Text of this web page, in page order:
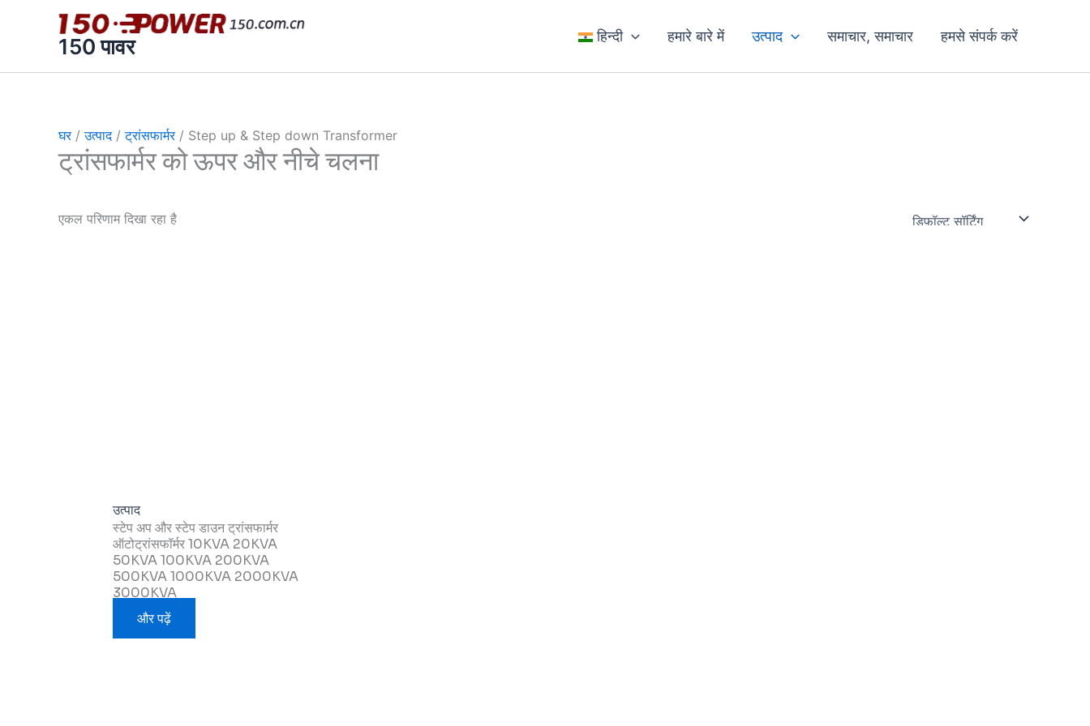
容
150 पावर हिन्दी हमारे बारे में उत्पाद समाचार, समाचार हमसे संपर्क करें
घर/उत्पाद/ट्रांसफार्मर/ Step up & Step down Transformer
ट्रांसफार्मर को ऊपर और नीचे चलना
एकल परिणाम दिखा रहा है
उत्पाद
स्टेप अप और स्टेप डाउन ट्रांसफार्मर
ऑटोट्रांसफॉर्मर 10KVA 20KVA
50KVA 100KVA 200KVA
500KVA 1000KVA 2000KVA
3000KVA
और पढ़ें